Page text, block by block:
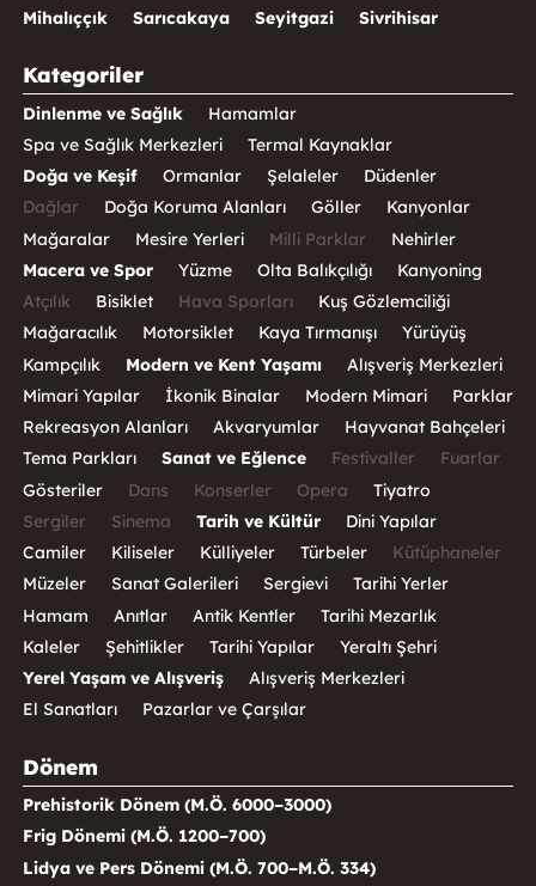
Mihalıççık
Sarıcakaya Seyitgazi Sivrihisar
Kategoriler
Dinlenme ve Sağlık
Hamamlar
Spa ve Sağlık Merkezleri
Termal Kaynaklar
Doğa ve Keşif
Ormanlar Şelaleler
Düdenler
Dağlar
Doğa Koruma Alanları Göller
Kanyonlar
Mağaralar
Mesire Yerleri Milli Parklar
Nehirler
Macera ve Spor
Yüzme Olta Balıkçılığı
Kanyoning
Atçılık
Bisiklet Hava Sporları
Kuş Gözlemciliği
Mağaracılık
Motorsiklet Kaya Tırmanışı
Yürüyüş
Kampçılık
Modern ve Kent Yaşamı
Alışveriş Merkezleri
Mimari Yapılar
İkonik Binalar Modern Mimari
Parklar
Rekreasyon Alanları
Akvaryumlar
Hayvanat Bahçeleri
Tema Parkları
Sanat ve Eğlence Festivaller
Fuarlar
Gösteriler
Dans Konserler Opera
Tiyatro
Sergiler
Sinema Tarih ve Kültür
Dini Yapılar
Camiler
Kiliseler Külliyeler Türbeler
Kütüphaneler
Müzeler
Sanat Galerileri Sergievi
Tarihi Yerler
Hamam
Anıtlar Antik Kentler
Tarihi Mezarlık
Kaleler
Şehitlikler Tarihi Yapılar
Yeraltı Şehri
Yerel Yaşam ve Alışveriş
Alışveriş Merkezleri
El Sanatları
Pazarlar ve Çarşılar
Dönem
Prehistorik Dönem (M.Ö. 6000–3000)
Frig Dönemi (M.Ö. 1200–700)
Lidya ve Pers Dönemi (M.Ö. 700–M.Ö. 334)